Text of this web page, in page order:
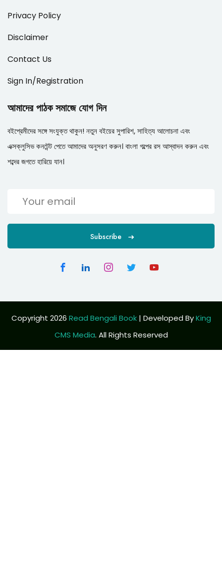
Privacy Policy
Disclaimer
Contact Us
Sign In/Registration
আমাদের পাঠক সমাজে যোগ দিন
বইপ্রেমীদের সঙ্গে সংযুক্ত থাকুন! নতুন বইয়ের সুপারিশ, সাহিত্য আলোচনা এবং
এক্সক্লুসিভ কনটেন্ট পেতে আমাদের অনুসরণ করুন। বাংলা গল্পের রস আস্বাদন করুন এবং
শব্দের জগতে হারিয়ে যান।
Subscribe
Copyright 2026 Read Bengali Book| Developed ByKing
CMS Media. All Rights Reserved